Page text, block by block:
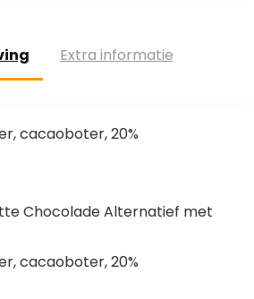
Extra informatie
cacaoboter, 20%
Chocolade Alternatief met
cacaoboter, 20%